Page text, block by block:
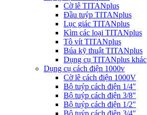
Cờ lê TITANplus
Đầu tuýp TITANplus
Lục giác TITANplus
Kìm các loại TITANplus
Tô vít TITANplus
Búa kỹ thuật TITANplus
Dụng cụ TITANplus khác
Dụng cụ cách điện 1000v
Cờ lê cách điện 1000V
Bộ tuýp cách điện 1/4"
Bộ tuýp cách điện 3/8"
Bộ tuýp cách điện 1/2"
Bộ tuýp cách điện 3/4"